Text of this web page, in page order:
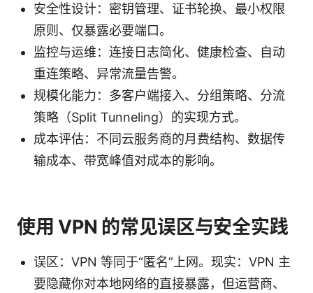
安全性设计：密钥管理、证书轮换、最小权限
原则、仅暴露必要端口。
监控与运维：连接日志简化、健康检查、自动
重连策略、异常流量告警。
规模化能力：多客户端接入、分组策略、分流
策略（Split Tunneling）的实现方式。
成本评估：不同云服务商的月费结构、数据传
输成本、带宽峰值对成本的影响。
使用 VPN 的常见误区与安全实践
误区：VPN 等同于“匿名”上网。现实：VPN 主
要隐藏你对本地网络的直接暴露，但运营商、